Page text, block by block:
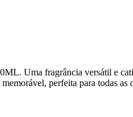
Uma fragrância versátil e
perfeita para todas as